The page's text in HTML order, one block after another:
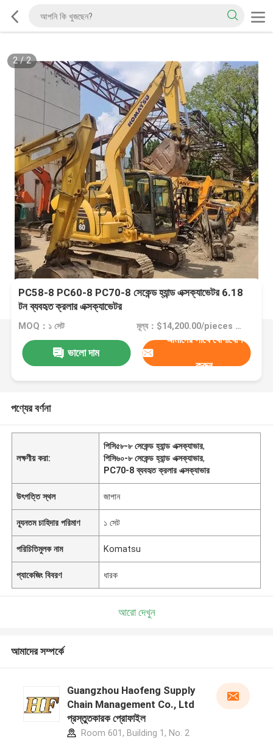
2/2
PC58-8 PC60-8 PC70-8 সেকেন্ড হ্যান্ড এক্সক্যাভেটর 6.18
টন ব্যবহৃত ক্রলার এক্সক্যাভেটর
MOQ：১ সেট মূল্য：$14,200.00/pieces 1-9 pieces
ভালো দাম
আমাদের সাথে যোগাযোগ
করুন
পণ্যের বর্ণনা
লক্ষণীয় করা:
পিসি৫৮-৮ সেকেন্ড হ্যান্ড এক্সক্যাভার,
পিসি৬০-৮ সেকেন্ড হ্যান্ড এক্সক্যাভার,
PC70-8 ব্যবহৃত ক্রলার এক্সক্যাভার
উৎপত্তি স্থল জাপান
ন্যূনতম চাহিদার পরিমাণ ১ সেট
পরিচিতিমুলক নাম Komatsu
প্যাকেজিং বিবরণ ধারক
আরো দেখুন
আমাদের সম্পর্কে
Guangzhou Haofeng Supply
Chain Management Co., Ltd
প্রস্তুতকারক প্রোফাইল
Room 601, Building 1, No. 2